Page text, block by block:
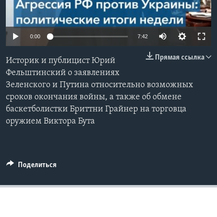
Learning English
Языки
0:00 7:42
Прямая ссылка
Историк и публицист Юрий
Фельштинский о заявлениях
Зеленского и Путина относительно возможных
сроков окончания войны, а также об обмене
баскетболистки Бриттни Грайнер на торговца
оружием Виктора Бута
Поделиться